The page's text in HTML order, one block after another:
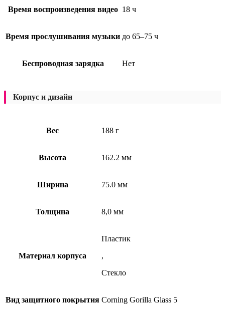
Время воспроизведения видео 18 ч
Время прослушивания музыки до 65–75 ч
Беспроводная зарядка Нет
Корпус и дизайн
Вес 188 г
Высота 162.2 мм
Ширина 75.0 мм
Толщина 8,0 мм
Материал корпуса
Пластик
,
Стекло
Вид защитного покрытия Corning Gorilla Glass 5